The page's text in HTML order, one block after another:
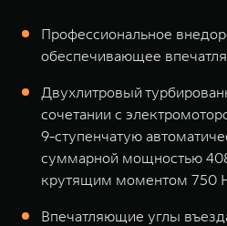
Профессиональное
обеспечивающее
Двухлитровый
сочетании с
9-ступенчатую
суммарной мощностью
крутящим моментом 750
Впечатляющие углы